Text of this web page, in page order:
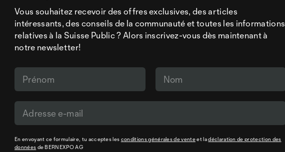
Vous souhaitez recevoir des offres exclusives, des articles
intéressants, des conseils de la communauté et toutes les informations
relatives à la Suisse Public ? Alors inscrivez-vous dès maintenant à
notre newsletter!
En envoyant ce formulaire, tu acceptes les conditions générales de venteet ladéclaration de protection des
données de BERNEXPO AG